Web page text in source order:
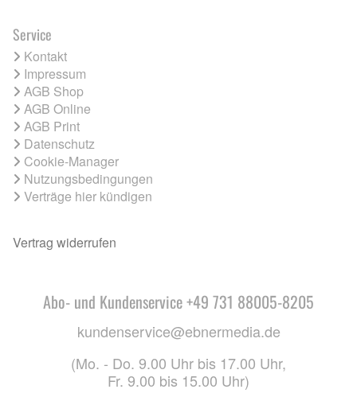
Service
Kontakt
Impressum
AGB Shop
AGB Online
AGB Print
Datenschutz
Cookie-Manager
Nutzungsbedingungen
Verträge hier kündigen
Vertrag widerrufen
Abo- und Kundenservice +49 731 88005-8205
kundenservice@ebnermedia.de
(Mo. - Do. 9.00 Uhr bis 17.00 Uhr,
Fr. 9.00 bis 15.00 Uhr)